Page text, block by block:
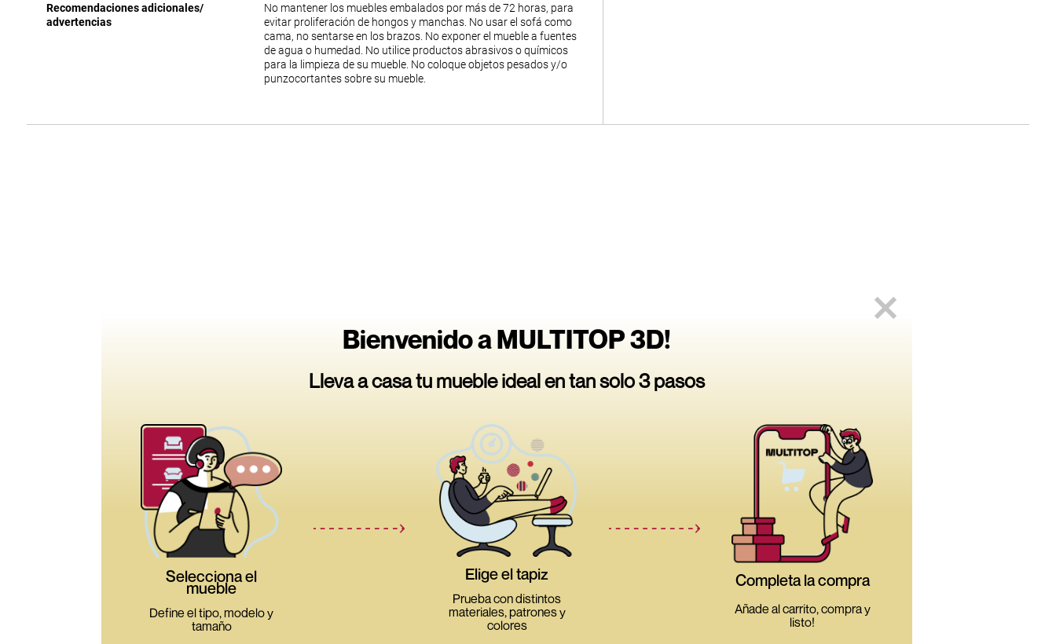
Recomendaciones adicionales/
advertencias
No mantener los muebles embalados por más de 72 horas, para
evitar proliferación de hongos y manchas. No usar el sofá como
cama, no sentarse en los brazos. No exponer el mueble a fuentes
de agua o humedad. No utilice productos abrasivos o químicos
para la limpieza de su mueble. No coloque objetos pesados y/o
punzocortantes sobre su mueble.